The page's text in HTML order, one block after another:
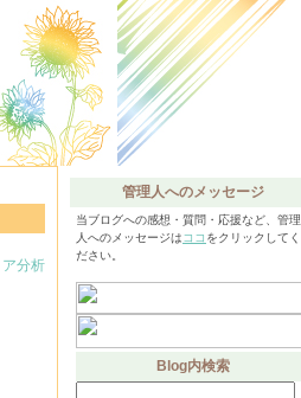
分析
管理人へのメッセージ
当ブログへの感想・質問・応援など、管理
人へのメッセージはココ をクリックしてく
ださい。
Blog内検索